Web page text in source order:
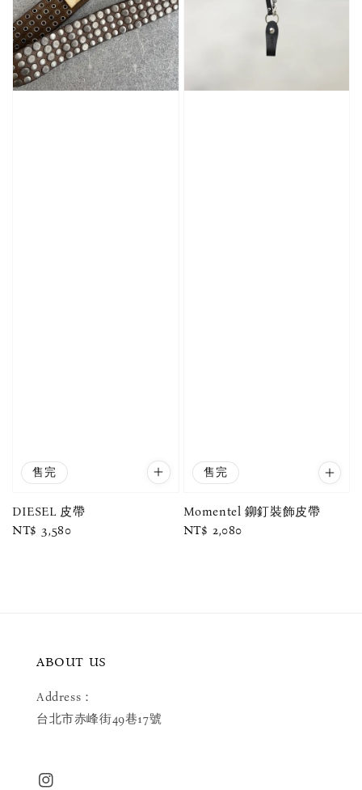
售完
DIESEL 皮帶
Regular
NT$ 3,580
售完
Momentel 鉚釘裝飾皮帶
Regular
NT$ 2,080
ABOUT US
Address：
台北市赤峰街49巷17號